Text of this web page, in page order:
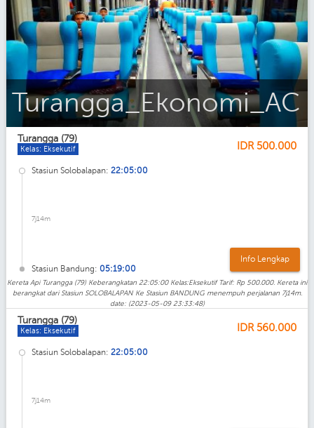
Turangga_Ekonomi_AC
Turangga (79)
Kelas: Eksekutif IDR 500.000
Stasiun Solobalapan: 22:05:00
7j14m
Stasiun Bandung: 05:19:00
Info Lengkap
Kereta Api Turangga (79) Keberangkatan 22:05:00 Kelas:Eksekutif Tarif: Rp 500.000. Kereta ini
berangkat dari Stasiun SOLOBALAPAN Ke Stasiun BANDUNG menempuh perjalanan 7j14m.
date: (2023-05-09 23:33:48)
Turangga (79)
Kelas: Eksekutif IDR 560.000
Stasiun Solobalapan: 22:05:00
7j14m